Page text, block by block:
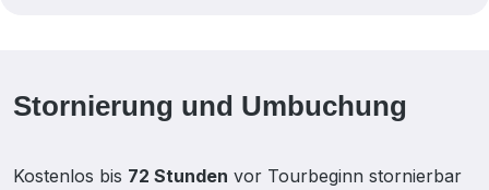
Stornierung und Umbuchung
Kostenlos bis 72 Stunden vor Tourbeginn stornierbar